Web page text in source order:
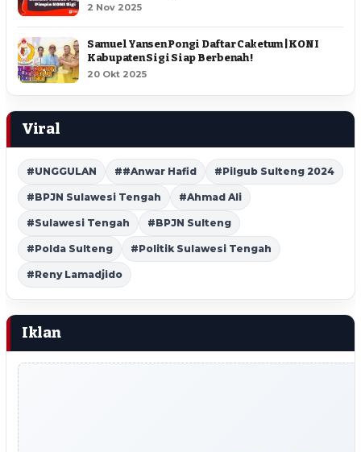
2 Nov 2025
Samuel Yansen Pongi Daftar Caketum | KONI
Kabupaten Sigi Siap Berbenah !
20 Okt 2025
Viral
#UNGGULAN ##Anwar Hafid #Pilgub Sulteng 2024
#BPJN Sulawesi Tengah #Ahmad Ali
#Sulawesi Tengah #BPJN Sulteng
#Polda Sulteng #Politik Sulawesi Tengah
#Reny Lamadjido
Iklan